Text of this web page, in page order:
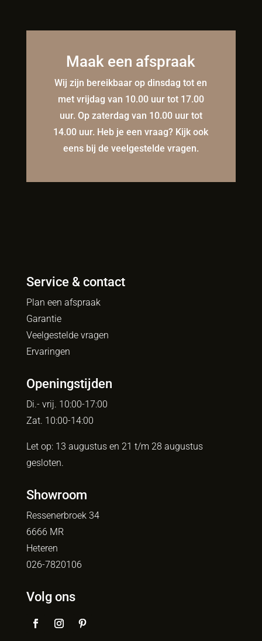
Maak een afspraak
Wij zijn bereikbaar op dinsdag tot en
met vrijdag van 10.00 uur tot 17.00
uur. Op zaterdag van 10.00 uur tot
14.00 uur. Heb je een vraag? Kijk ook
eens bij de veelgestelde vragen.
Service & contact
Plan een afspraak
Garantie
Veelgestelde vragen
Ervaringen
Openingstijden
Di.- vrij. 10:00-17:00
Zat. 10:00-14:00
Let op: 13 augustus en 21 t/m 28 augustus
gesloten.
Showroom
Ressenerbroek 34
6666 MR
Heteren
026-7820106
Volg ons